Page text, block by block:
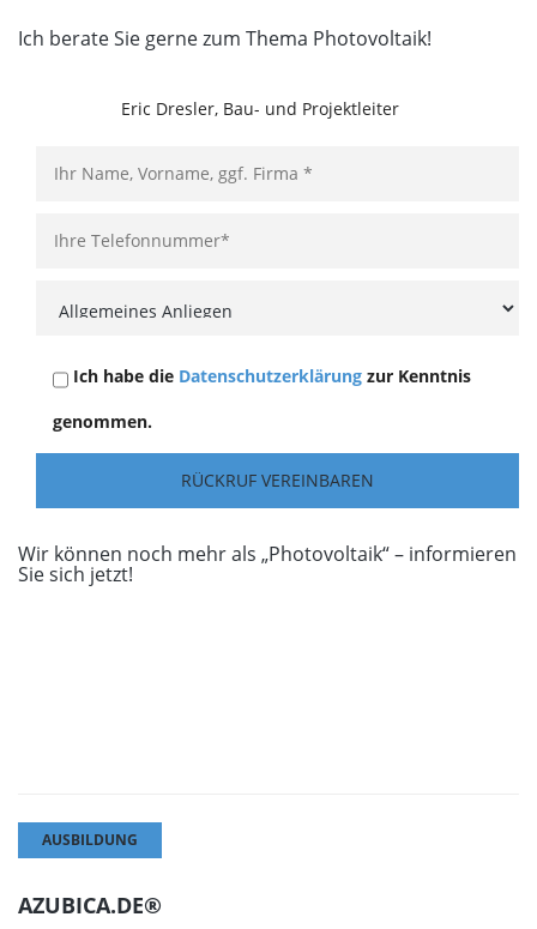
Ich berate Sie gerne zum Thema Photovoltaik!
Eric Dresler, Bau- und Projektleiter
Ich habe die Datenschutzerklärung zur Kenntnis
genommen.
Wir können noch mehr als „Photovoltaik“ – informieren
Sie sich jetzt!
AUSBILDUNG
AZUBICA.DE®